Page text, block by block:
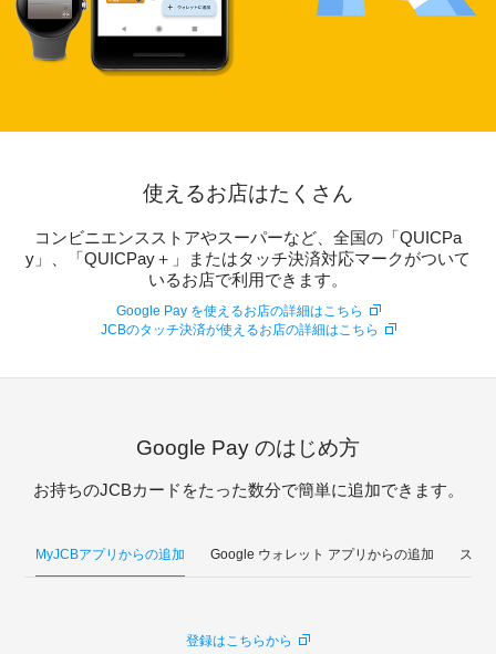
使えるお店はたくさん
コンビニエンスストアやスーパーなど、全国の「QUICPa
y」、「QUICPay＋」またはタッチ決済対応マークがついて
いるお店で利用できます。
Google Pay を使えるお店の詳細はこちら
JCBのタッチ決済が使えるお店の詳細はこちら
Google Pay のはじめ方
お持ちのJCBカードをたった数分で簡単に追加できます。
MyJCBアプリからの追加 Google ウォレット アプリからの追加 スマ
登録はこちらから